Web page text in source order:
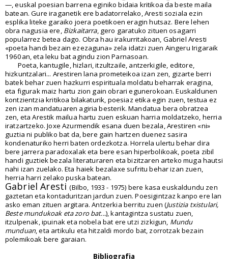
—, euskal poesian barrena eginiko bidaia kritikoa da beste maila
batean. Gure iraganetik ere badatorrelako, Aresti soziala ezin
esplika liteke garaiko joera poetikoen eragin hutsaz. Bere lehen
obra nagusia ere, Bizkaitarra, gero garatuko zituen osagarri
popularrez betea dago. Obra hau irakurritakoan, Gabriel Aresti
«poeta handi bezain ezezaguna» zela idatzi zuen Aingeru Irigaraik
1960an, eta leku bat agindu zion Parnasoan.
Poeta, kantugile, hizlari, itzultzaile, antzerkigile, editore,
hizkuntzalari... Arestiren lana prometeikoa izan zen, gizarte berri
batek behar zuen hazkurri espirituala moldatu beharrak eragina,
eta figurak maiz hartu zion gain obrari egunerokoan. Euskaldunen
kontzientzia kritikoa bilakaturik, poesiaz etika egin zuen, testua ez
zen izan mandatuaren agiria besterik. Mandatua bera obratzea
zen, eta Arestik mailua hartu zuen eskuan harria moldatzeko, herria
iratzartzeko. Joxe Azurmendik esana duen bezala, Arestiren «ni»
guztia ni publiko bat da, bere gain hartzen duenez sasira
kondenaturiko herri baten ordezkotza. Horrela ulertu behar dira
bere jarrera paradoxalak eta bere esan hiperbolikoak, poeta zibil
handi guztiek bezala literaturaren eta bizitzaren arteko muga hautsi
nahi izan zuelako. Eta haiek bezalaxe sufritu behar izan zuen,
herria harri zelako puska batean.
Gabriel Aresti(Bilbo, 1933 - 1975) bere kasa euskaldundu zen
gaztetan eta kontaduritzan jardun zuen. Poesigintzaz kanpo ere lan
asko eman zituen argitara. Antzerkia berritu zuen (Justizia txistulari,
Beste mundukoak eta zoro bat...), kantagintza sustatu zuen,
itzulpenak, ipuinak eta nobela bat ere utzi zizkigun, Mundu
munduan, eta artikulu eta hitzaldi mordo bat, zorrotzak bezain
polemikoak bere garaian.
Bibliografia